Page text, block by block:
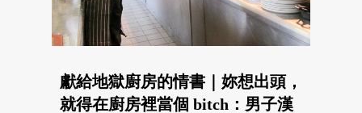
獻給地獄廚房的情書｜妳想出頭，
就得在廚房裡當個 bitch：男子漢